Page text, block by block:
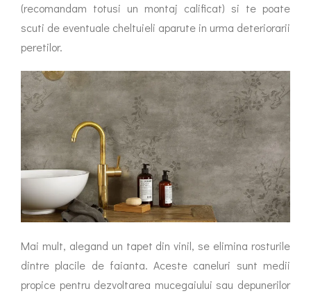
(recomandam totusi un montaj calificat) si te poate
scuti de eventuale cheltuieli aparute in urma deteriorarii
peretilor.
Mai mult, alegand un tapet din vinil, se elimina rosturile
dintre placile de faianta. Aceste caneluri sunt medii
propice pentru dezvoltarea mucegaiului sau depunerilor